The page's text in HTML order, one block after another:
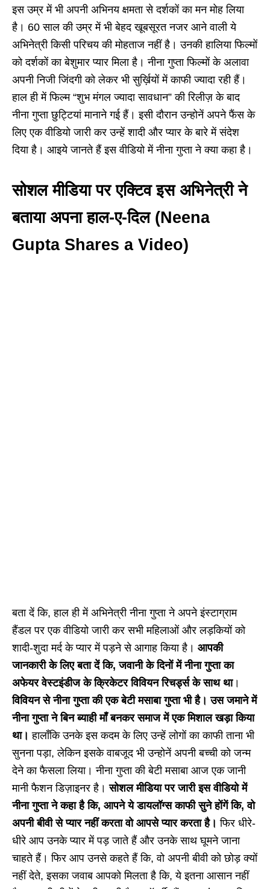
इस उम्र में भी अपनी अभिनय क्षमता से दर्शकों का मन मोह लिया
है। 60 साल की उम्र में भी बेहद खूबसूरत नजर आने वाली ये
अभिनेत्री किसी परिचय की मोहताज नहीं है। उनकी हालिया फिल्मों
को दर्शकों का बेशुमार प्यार मिला है। नीना गुप्ता फिल्मों के अलावा
अपनी निजी जिंदगी को लेकर भी सुर्ख़ियों में काफी ज्यादा रही हैं।
हाल ही में फिल्म “शुभ मंगल ज्यादा सावधान” की रिलीज़ के बाद
नीना गुप्ता छुट्टियां मानाने गई हैं। इसी दौरान उन्होनें अपने फैंस के
लिए एक वीडियो जारी कर उन्हें शादी और प्यार के बारे में संदेश
दिया है। आइये जानते हैं इस वीडियो में नीना गुप्ता ने क्या कहा है।
सोशल मीडिया पर एक्टिव इस अभिनेत्री ने
बताया अपना हाल-ए-दिल (Neena
Gupta Shares a Video)
बता दें कि, हाल ही में अभिनेत्री नीना गुप्ता ने अपने इंस्टाग्राम
हैंडल पर एक वीडियो जारी कर सभी महिलाओं और लड़कियों को
शादी-शुदा मर्द के प्यार में पड़ने से आगाह किया है। आपकी
जानकारी के लिए बता दें कि, जवानी के दिनों में नीना गुप्ता का
अफेयर वेस्टइंडीज के क्रिकेटर विवियन रिचर्ड्स के साथ था।
विवियन से नीना गुप्ता की एक बेटी मसाबा गुप्ता भी है। उस जमाने में
नीना गुप्ता ने बिन ब्याही माँ बनकर समाज में एक मिशाल खड़ा किया
था।हालाँकि उनके इस कदम के लिए उन्हें लोगों का काफी ताना भी
सुनना पड़ा, लेकिन इसके वाबजूद भी उन्होनें अपनी बच्ची को जन्म
देने का फैसला लिया। नीना गुप्ता की बेटी मसाबा आज एक जानी
मानी फैशन डिज़ाइनर है।सोशल मीडिया पर जारी इस वीडियो में
नीना गुप्ता ने कहा है कि, आपने ये डायलॉग्स काफी सुने होंगें कि, वो
अपनी बीवी से प्यार नहीं करता वो आपसे प्यार करता है। फिर धीरे-
धीरे आप उनके प्यार में पड़ जाते हैं और उनके साथ घूमने जाना
चाहते हैं। फिर आप उनसे कहते हैं कि, वो अपनी बीवी को छोड़ क्यों
नहीं देते, इसका जवाब आपको मिलता है कि, ये इतना आसान नहीं